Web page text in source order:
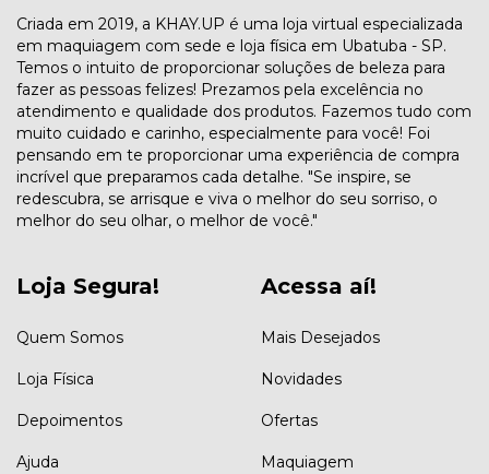
Criada em 2019, a KHAY.UP é uma loja virtual especializada
em maquiagem com sede e loja física em Ubatuba - SP.
Temos o intuito de proporcionar soluções de beleza para
fazer as pessoas felizes! Prezamos pela excelência no
atendimento e qualidade dos produtos. Fazemos tudo com
muito cuidado e carinho, especialmente para você! Foi
pensando em te proporcionar uma experiência de compra
incrível que preparamos cada detalhe. "Se inspire, se
redescubra, se arrisque e viva o melhor do seu sorriso, o
melhor do seu olhar, o melhor de você."
Loja Segura!
Quem Somos
Loja Física
Depoimentos
Ajuda
Acessa aí!
Mais Desejados
Novidades
Ofertas
Maquiagem